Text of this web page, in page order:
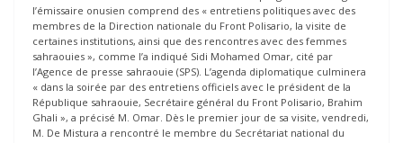
l’émissaire onusien comprend des « entretiens politiques avec des
membres de la Direction nationale du Front Polisario, la visite de
certaines institutions, ainsi que des rencontres avec des femmes
sahraouies », comme l’a indiqué Sidi Mohamed Omar, cité par
l’Agence de presse sahraouie (SPS). L’agenda diplomatique culminera
« dans la soirée par des entretiens officiels avec le président de la
République sahraouie, Secrétaire général du Front Polisario, Brahim
Ghali », a précisé M. Omar. Dès le premier jour de sa visite, vendredi,
M. De Mistura a rencontré le membre du Secrétariat national du